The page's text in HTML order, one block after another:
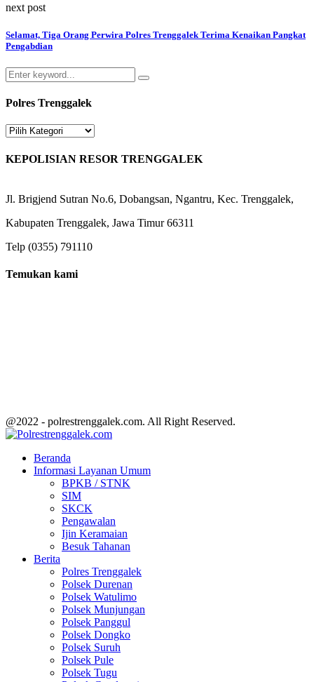
next post
Selamat, Tiga Orang Perwira Polres Trenggalek Terima Kenaikan Pangkat
Pengabdian
Search
for:
Search
Polres Trenggalek
Polres
KEPOLISIAN RESOR TRENGGALEK
Jl. Brigjend Sutran No.6, Dobangsan, Ngantru, Kec. Trenggalek,
Kabupaten Trenggalek, Jawa Timur 66311
Telp (0355) 791110
Temukan kami
@2022 - polrestrenggalek.com. All Right Reserved.
Beranda
Informasi Layanan Umum
BPKB / STNK
SIM
SKCK
Pengawalan
Ijin Keramaian
Besuk Tahanan
Berita
Polres Trenggalek
Polsek Durenan
Polsek Watulimo
Polsek Munjungan
Polsek Panggul
Polsek Dongko
Polsek Suruh
Polsek Pule
Polsek Tugu